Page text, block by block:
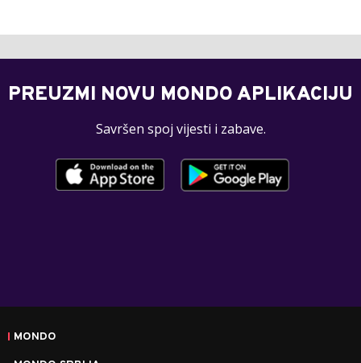
PREUZMI NOVU MONDO APLIKACIJU
Savršen spoj vijesti i zabave.
MONDO